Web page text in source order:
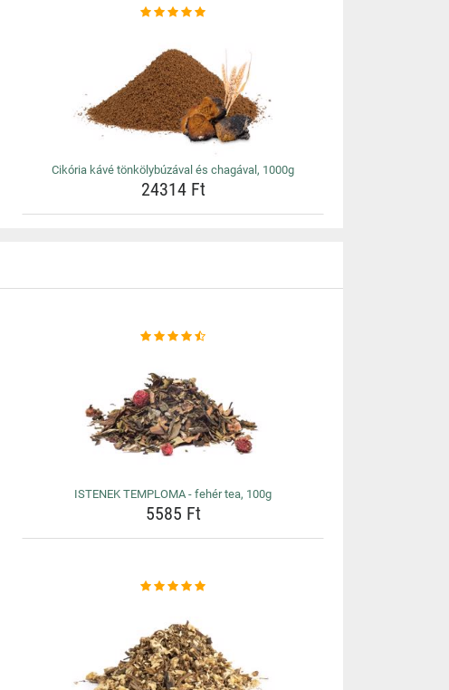
Cikória kávé tönkölybúzával és chagával, 1000g
24314 Ft
ISTENEK TEMPLOMA - fehér tea, 100g
5585 Ft